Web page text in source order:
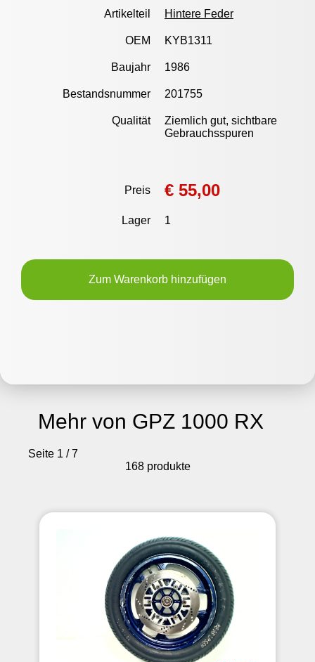
Artikelteil Hintere Feder
OEM KYB1311
Baujahr 1986
Bestandsnummer 201755
Qualität
Ziemlich gut, sichtbare
Gebrauchsspuren
Preis € 55,00
Lager 1
Zum Warenkorb hinzufügen
Mehr von GPZ 1000 RX
Seite 1 / 7
168 produkte